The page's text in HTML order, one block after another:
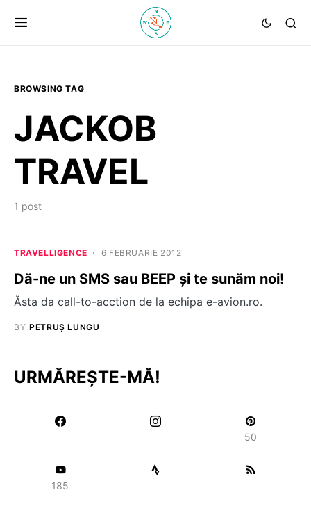
BROWSING TAG
JACKOB
TRAVEL
1 post
TRAVELLIGENCE 6 FEBRUARIE 2012
Dă-ne un SMS sau BEEP și te sunăm noi!
Ăsta da call-to-acction de la echipa e-avion.ro.
BY PETRUȘ LUNGU
URMĂREȘTE-MĂ!
50
185